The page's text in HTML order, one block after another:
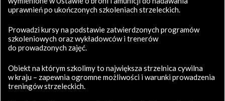
uprawnień po ukończonych szkoleniach strzeleckich.
Prowadzi kursy na podstawie zatwierdzonych programów
szkoleniowych oraz wykładowców i trenerów
do prowadzonych zajęć.
Obiekt na którym szkolimy to największa strzelnica cywilna
w kraju – zapewnia ogromne możliwości i warunki prowadzenia
treningów strzeleckich.